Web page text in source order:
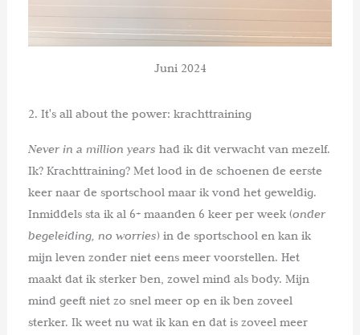
Juni 2024
2. It's all about the power: krachttraining
Never in a million years had ik dit verwacht van mezelf.
Ik? Krachttraining? Met lood in de schoenen de eerste
keer naar de sportschool maar ik vond het geweldig.
Inmiddels sta ik al 6+ maanden 6 keer per week (onder
begeleiding, no worries) in de sportschool en kan ik
mijn leven zonder niet eens meer voorstellen. Het
maakt dat ik sterker ben, zowel mind als body. Mijn
mind geeft niet zo snel meer op en ik ben zoveel
sterker. Ik weet nu wat ik kan en dat is zoveel meer